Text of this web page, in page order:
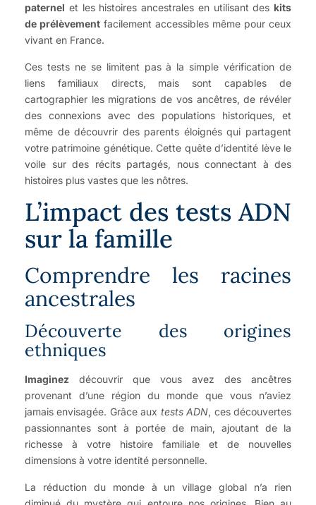
paternel et les histoires ancestrales en utilisant des kits
de prélèvement facilement accessibles même pour ceux
vivant en France.
Ces tests ne se limitent pas à la simple vérification de
liens familiaux directs, mais sont capables de
cartographier les migrations de vos ancêtres, de révéler
des connexions avec des populations historiques, et
même de découvrir des parents éloignés qui partagent
votre patrimoine génétique. Cette quête d’identité lève le
voile sur des récits partagés, nous connectant à des
histoires plus vastes que les nôtres.
L’impact des tests ADN
sur la famille
Comprendre les racines
ancestrales
Découverte des origines
ethniques
Imaginez découvrir que vous avez des ancêtres
provenant d’une région du monde que vous n’aviez
jamais envisagée. Grâce aux tests ADN, ces découvertes
passionnantes sont à portée de main, ajoutant de la
richesse à votre histoire familiale et de nouvelles
dimensions à votre identité personnelle.
La réduction du monde à un village global n’a rien